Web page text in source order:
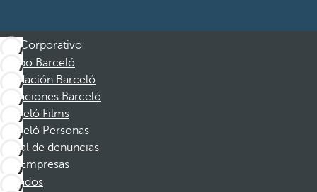
Corporativo
Grupo Barceló
Fundación Barceló
Vacaciones Barceló
Barceló Films
Barceló Personas
Canal de denuncias
Empresas
Afiliados